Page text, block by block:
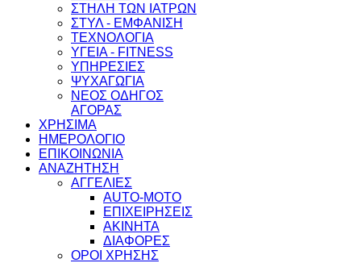
ΣΤΗΛΗ ΤΩΝ ΙΑΤΡΩΝ
ΣΤΥΛ - ΕΜΦΑΝΙΣΗ
ΤΕΧΝΟΛΟΓΙΑ
ΥΓΕΙΑ - FITNESS
ΥΠΗΡΕΣΙΕΣ
ΨΥΧΑΓΩΓΙΑ
ΝΕΟΣ ΟΔΗΓΟΣ
ΑΓΟΡΑΣ
ΧΡΗΣΙΜΑ
ΗΜΕΡΟΛΟΓΙΟ
ΕΠΙΚΟΙΝΩΝΙΑ
ΑΝΑΖΗΤΗΣΗ
ΑΓΓΕΛΙΕΣ
AUTO-MOTO
ΕΠΙΧΕΙΡΗΣΕΙΣ
ΑΚΙΝΗΤΑ
ΔΙΑΦΟΡΕΣ
ΟΡΟΙ ΧΡΗΣΗΣ